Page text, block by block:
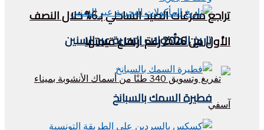
تراجع مفرغات الصيد الساحلي بـ6% خلال النصف
الأول من 2026 رغم ارتفاع قيمتها
تاريخ المأكولات البحرية عبر السنين
فطيرة السمك بالسبانخ